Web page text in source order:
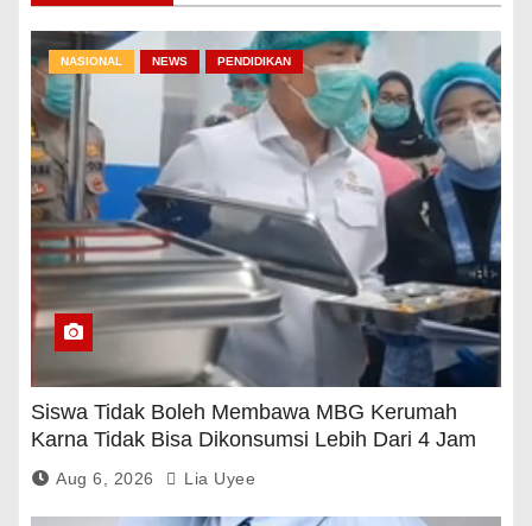
NASIONAL NEWS PENDIDIKAN
Siswa Tidak Boleh Membawa MBG Kerumah
Karna Tidak Bisa Dikonsumsi Lebih Dari 4 Jam
Aug 6, 2026 Lia Uyee